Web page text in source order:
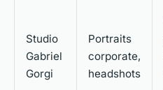
Studio
Gabriel
Gorgi
Portraits
corporate,
headshots